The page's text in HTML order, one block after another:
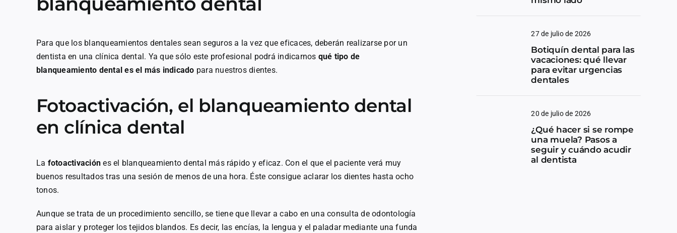
Para que los blanqueamientos dentales sean seguros a la vez que eficaces, deberán realizarse por un
dentista en una clínica dental. Ya que sólo este profesional podrá indicarnos qué tipo de
blanqueamiento dental es el más indicado para nuestros dientes.
Fotoactivación, el blanqueamiento dental
en clínica dental
La fotoactivación es el blanqueamiento dental más rápido y eficaz. Con el que el paciente verá muy
buenos resultados tras una sesión de menos de una hora. Éste consigue aclarar los dientes hasta ocho
tonos.
Aunque se trata de un procedimiento sencillo, se tiene que llevar a cabo en una consulta de odontología
para aislar y proteger los tejidos blandos. Es decir, las encías, la lengua y el paladar mediante una funda
27 de julio de 2026
Botiquín dental para las
vacaciones: qué llevar
para evitar urgencias
dentales
20 de julio de 2026
¿Qué hacer si se rompe
una muela? Pasos a
seguir y cuándo acudir
al dentista